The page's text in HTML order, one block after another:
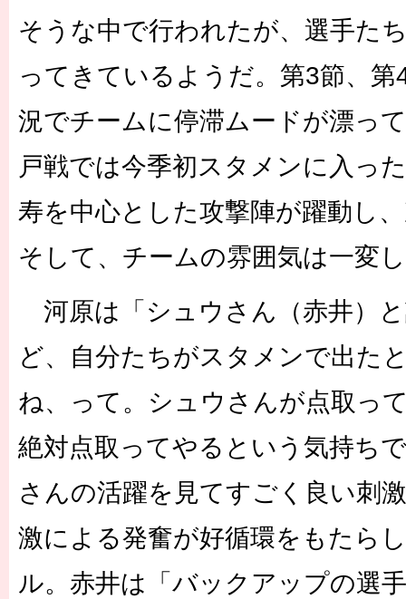
そうな中で行われたが、選手た
ってきているようだ。第3節、
況でチームに停滞ムードが漂っ
戸戦では今季初スタメンに入っ
寿を中心とした攻撃陣が躍動し
そして、チームの雰囲気は一変
河原は「シュウさん（赤井）
ど、自分たちがスタメンで出た
ね、って。シュウさんが点取っ
絶対点取ってやるという気持ち
さんの活躍を見てすごく良い刺
激による発奮が好循環をもたら
ル。赤井は「バックアップの選